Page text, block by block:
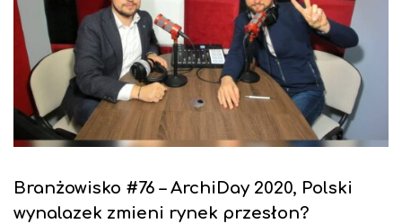
Branżowisko #76 – ArchiDay 2020, Polski
wynalazek zmieni rynek przesłon?